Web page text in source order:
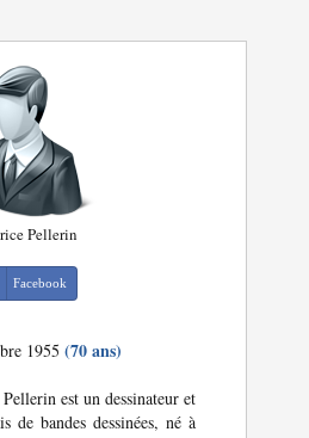
Pellerin
Facebook
1955(70 ans)
est un dessinateur et
de bandes dessinées, né à